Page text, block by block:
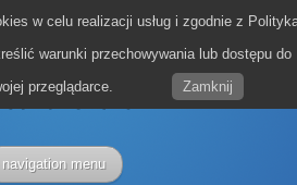
navigation menu
w celu realizacji usług i zgodnie z
warunki przechowywania lub dostępu do
przeglądarce.
Zamknij